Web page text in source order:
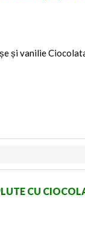
și vanilie
CU